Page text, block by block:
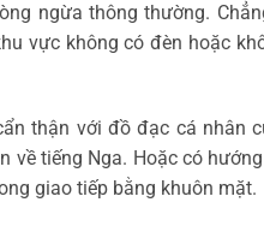
ngừa thông thường.
vực không có đèn hoặc
thận với đồ đạc cá nhân
về tiếng Nga. Hoặc có
giao tiếp bằng khuôn mặt.